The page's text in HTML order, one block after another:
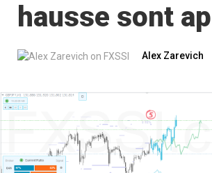
hausse sont
Alex Zarevich